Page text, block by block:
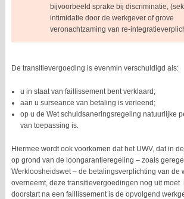
bijvoorbeeld sprake bij discriminatie,
intimidatie door de werkgever of grove
veronachtzaming van re-
De transitievergoeding is evenmin verschuldigd als:
u in staat van faillissement bent verklaard;
aan u surseance van betaling is verleend;
op u de Wet schuldsaneringsregeling natuurlijke
van toepassing is.
Hiermee wordt ook voorkomen dat het UWV, dat in
op grond van de loongarantieregeling – zoals
Werkloosheidswet – de betalingsverplichting van de
overneemt, deze transitievergoedingen nog uit moet
doorstart na een faillissement is de opvolgend